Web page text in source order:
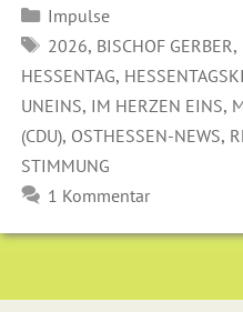
Kategorien
Impulse
SCHLAGWÖRTER
2026, BISCHOF GERBER,
HESSENTAG,
UNEINS, IM HERZEN EINS,
(CDU), OSTHESSEN-NEWS,
STIMMUNG
1 Kommentar